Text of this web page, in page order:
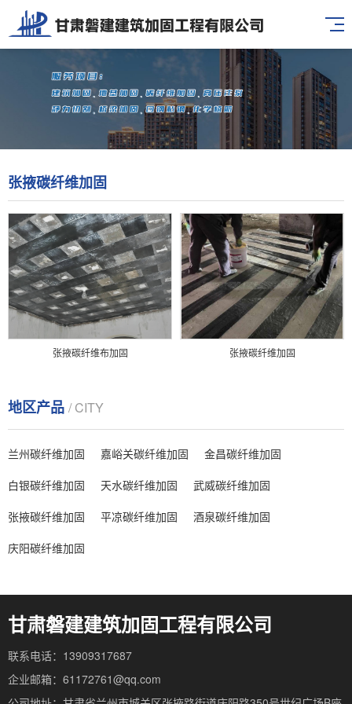
张掖碳纤维加固
张掖碳纤维布加固 张掖碳纤维加固
地区产品 / CITY
兰州碳纤维加固 嘉峪关碳纤维加固
金昌碳纤维加固
白银碳纤维加固
天水碳纤维加固
武威碳纤维加固
张掖碳纤维加固
平凉碳纤维加固
酒泉碳纤维加固
庆阳碳纤维加固
甘肃磐建建筑加固工程有限公司
联系电话：13909317687
企业邮箱：61172761@qq.com